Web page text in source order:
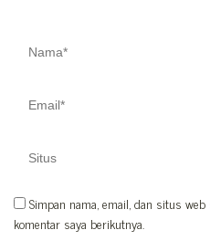
Simpan nama, email, dan situs
komentar saya berikutnya.